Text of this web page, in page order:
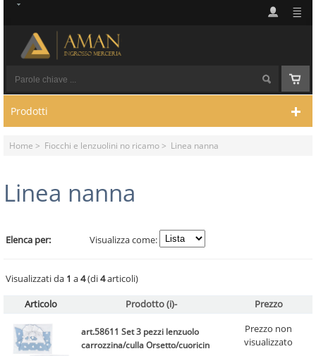
Prodotti
Home > Fiocchi e lenzuolini no ricamo> Linea nanna
Linea nanna
Elenca per: Visualizza come:
Visualizzati da 1 a4(di4articoli)
Articolo
Prodotto (i)- Prezzo
art.58611 Set 3 pezzi lenzuolo
carrozzina/culla Orsetto/cuoricin
Prezzo non
visualizzato